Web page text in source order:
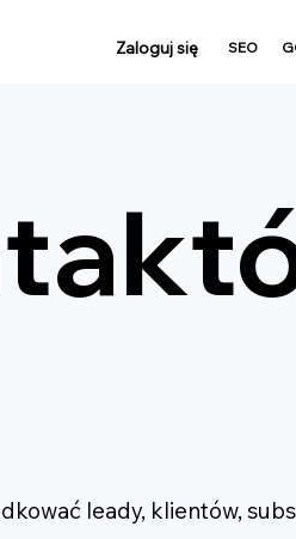
Zaloguj się SEO
leady, klientów,